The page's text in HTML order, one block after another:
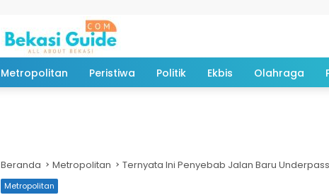
Metropolitan Peristiwa Politik Ekbis Olahraga
Beranda Metropolitan Ternyata Ini Penyebab Jalan Baru
Metropolitan